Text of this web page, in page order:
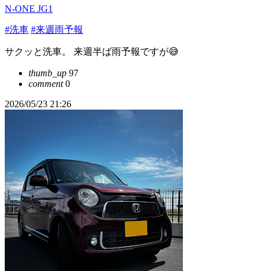
N-ONE JG1
#洗車 #来週雨予報
サクッと洗車。 来週半ば雨予報ですが😅
thumb_up 97
comment0
2026/05/23 21:26